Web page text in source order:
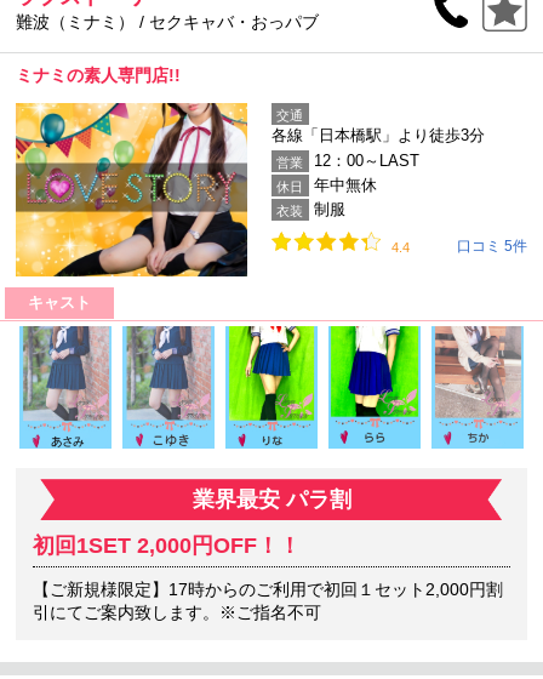
難波（ミナミ） / セクキャバ・おっパブ
ミナミの素人専門店!!
交通
各線「日本橋駅」より徒歩3分
営業 12：00～LAST
休日 年中無休
衣装 制服
4.4 口コミ 5件
キャスト
業界最安 パラ割
初回1SET 2,000円OFF！！
【ご新規様限定】17時からのご利用で初回１セット2,000円割
引にてご案内致します。※ご指名不可